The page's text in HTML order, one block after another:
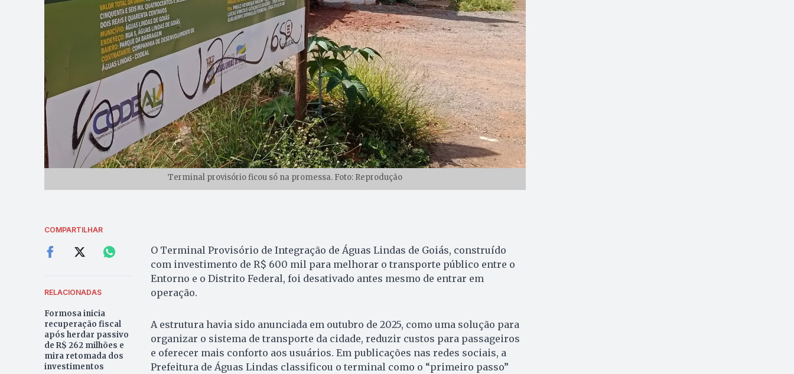
Terminal provisório ficou só na promessa. Foto: Reprodução
COMPARTILHAR
RELACIONADAS
Formosa inicia
recuperação fiscal
após herdar passivo
de R$ 262 milhões e
mira retomada dos
investimentos
O Terminal Provisório de Integração de Águas Lindas de Goiás, construído
com investimento de R$ 600 mil para melhorar o transporte público entre o
Entorno e o Distrito Federal, foi desativado antes mesmo de entrar em
operação.
A estrutura havia sido anunciada em outubro de 2025, como uma solução para
organizar o sistema de transporte da cidade, reduzir custos para passageiros
e oferecer mais conforto aos usuários. Em publicações nas redes sociais, a
Prefeitura de Águas Lindas classificou o terminal como o “primeiro passo”